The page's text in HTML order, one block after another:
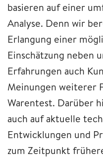
basieren auf einer
Analyse. Denn wir
Erlangung einer
Einschätzung neben
Erfahrungen auch
Meinungen weiterer
Warentest. Darüber
auch auf aktuelle
Entwicklungen und
zum Zeitpunkt